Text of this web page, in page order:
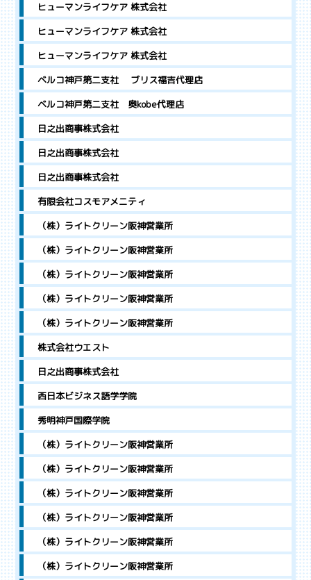
ヒューマンライフケア 株式会社
ヒューマンライフケア 株式会社
ヒューマンライフケア 株式会社
ベルコ神戸第二支社 ブリス福吉代理店
ベルコ神戸第二支社 奥kobe代理店
日之出商事株式会社
日之出商事株式会社
日之出商事株式会社
有限会社コスモアメニティ
（株）ライトクリーン阪神営業所
（株）ライトクリーン阪神営業所
（株）ライトクリーン阪神営業所
（株）ライトクリーン阪神営業所
（株）ライトクリーン阪神営業所
株式会社ウエスト
日之出商事株式会社
西日本ビジネス語学学院
秀明神戸国際学院
（株）ライトクリーン阪神営業所
（株）ライトクリーン阪神営業所
（株）ライトクリーン阪神営業所
（株）ライトクリーン阪神営業所
（株）ライトクリーン阪神営業所
（株）ライトクリーン阪神営業所